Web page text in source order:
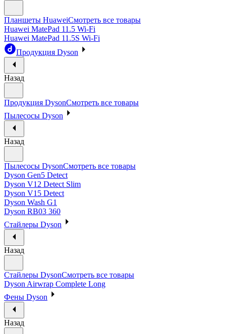
Планшеты HuaweiСмотреть все товары
Huawei MatePad 11.5 Wi-Fi
Huawei MatePad 11.5S Wi-Fi
Продукция Dyson
Назад
Продукция DysonСмотреть все товары
Пылесосы Dyson
Назад
Пылесосы DysonСмотреть все товары
Dyson Gen5 Detect
Dyson V12 Detect Slim
Dyson V15 Detect
Dyson Wash G1
Dyson RB03 360
Стайлеры Dyson
Назад
Стайлеры DysonСмотреть все товары
Dyson Airwrap Complete Long
Фены Dyson
Назад